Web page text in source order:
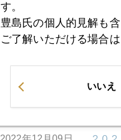
2022年12月13日 いよ
2022年12月12日 いよ
す。
豊島氏の個人的見解も
ご了解いただける場合
いいえ